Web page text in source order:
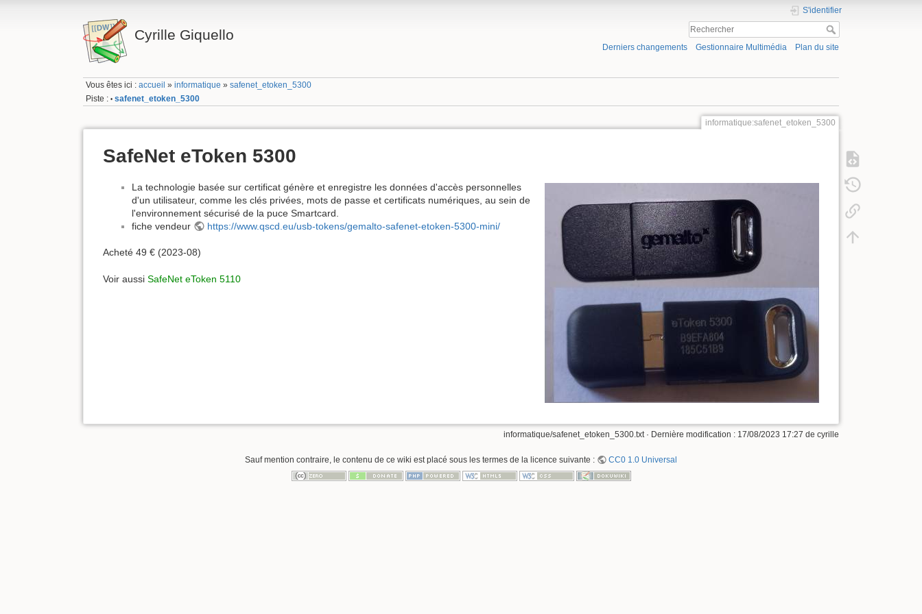
Cyrille Giquello
S'identifier
Derniers changements Gestionnaire Multimédia Plan du site
Vous êtes ici :accueil »informatique »safenet_etoken_5300
Piste : • safenet_etoken_5300
informatique:safenet_etoken_5300
SafeNet eToken 5300
La technologie basée sur certificat génère et enregistre les données d'accès personnelles
d'un utilisateur, comme les clés privées, mots de passe et certificats numériques, au sein de
l'environnement sécurisé de la puce Smartcard.
fiche vendeur
https://www.qscd.eu/usb-tokens/gemalto-safenet-etoken-5300-mini/
Acheté 49 € (2023-08)
Voir aussi SafeNet eToken 5110
informatique/safenet_etoken_5300.txt· Dernière modification : 17/08/2023 17:27 de cyrille
Sauf mention contraire, le contenu de ce wiki est placé sous les termes de la licence suivante : CC0 1.0 Universal